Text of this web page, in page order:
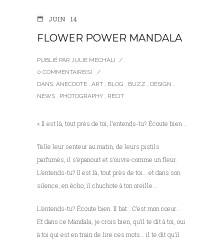
JUIN 14
FLOWER POWER MANDALA
PUBLIÉ PAR JULIE MECHALI /
0 COMMENTAIRE(S)
/
DANS: ANECDOTE , ART , BLOG , BUZZ , DESIGN ,
NEWS , PHOTOGRAPHY , RÉCIT
« Il est là, tout près de toi, l’entends-tu? Écoute bien…
Telle leur senteur au matin, de leurs pistils
parfumés, il s’épanouit et s’ouvre comme un fleur.
L’entends-tu? Il est là, tout près de toi… et dans son
silence, en écho, il chuchote à ton oreille…
L’entends-tu? Écoute bien. Il bat…C’est mon cœur…
Et dans ce Mandala, je crois bien, qu’il te dit à toi, oui
à toi qui est en train de lire ces mots… il te dit qu’il